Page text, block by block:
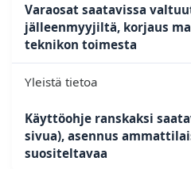
Varaosat saatavissa
jälleenmyyjiltä, korjaus
teknikon toimesta
Yleistä tietoa
Käyttöohje ranskaksi
sivua), asennus
suositeltavaa